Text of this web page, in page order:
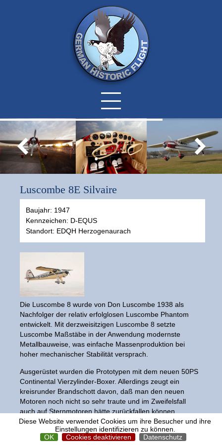
Diese Website verwendet Cookies um ihre Besucher und ihre
Einstellungen identifizieren zu können.
OK
Cookies deaktivieren Datenschutz
Luscombe 8E Silvaire
Baujahr: 1947
Kennzeichen: D-EQUS
Standort: EDQH Herzogenaurach
Die Luscombe 8 wurde von Don Luscombe 1938 als
Nachfolger der relativ erfolglosen Luscombe Phantom
entwickelt. Mit derzweisitzigen Luscombe 8 setzte
Luscombe Maßstäbe in der Anwendung modernste
Metallbauweise, was einfache Massenproduktion bei
hoher mechanischer Stabilität versprach.
Ausgerüstet wurden die Prototypen mit dem neuen 50PS
Continental Vierzylinder-Boxer. Allerdings zeugt ein
kreisrunder Brandschott davon, daß man den neuen
Motoren noch nicht so sehr traute und im Zweifelsfall
auch auf Sternmotoren hätte zurückfallen können.
Im Laufe der Folgejahre wurde die Luscombe 8
konsequent weiterentwickelt. Die bespannte Tragfläche